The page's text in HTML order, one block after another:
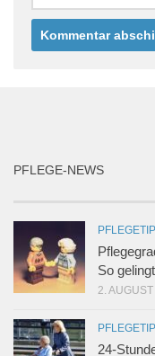
PFLEGE-NEWS
So
2.
24-